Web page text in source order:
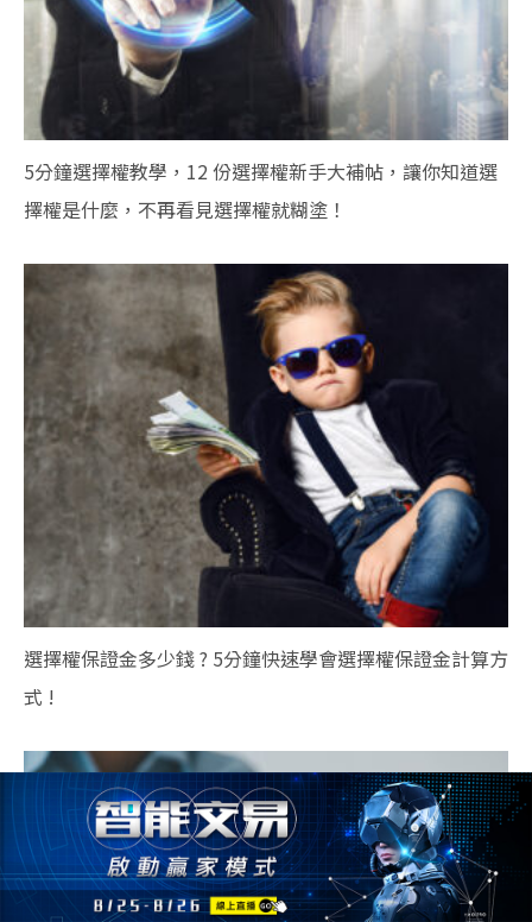
5分鐘選擇權教學，12 份選擇權新手大補帖，讓你知道選
擇權是什麼，不再看見選擇權就糊塗！
選擇權保證金多少錢 ? 5分鐘快速學會選擇權保證金計算方
式 !